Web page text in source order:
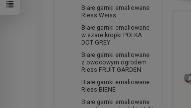
Białe garnki emaliowane
Riess Weiss
Białe garnki emaliowane
w szare kropki POLKA
DOT GREY
Białe garnki emaliowane
z owocowym ogrodem
Riess FRUIT GARDEN
Białe garnki emaliowane
Riess BIENE
Białe garnki emaliowane